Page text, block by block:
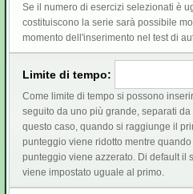
Se il numero di esercizi selezionati è
costituiscono la serie sarà possibile
momento dell'inserimento nel test di
Limite di tempo:
Come limite di tempo si possono
seguito da uno più grande, separati
questo caso, quando si raggiunge il
punteggio viene ridotto mentre
punteggio viene azzerato. Di default il
viene impostato uguale al primo.